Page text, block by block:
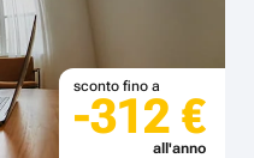
sconto fino a
-312 €
all'anno